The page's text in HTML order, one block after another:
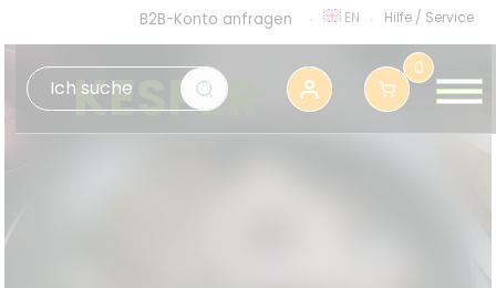
B2B-Konto anfragen EN Hilfe / Service
0
KESPER